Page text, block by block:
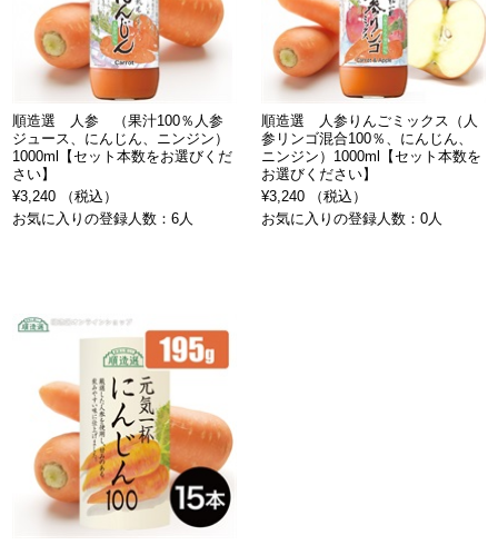
順造選 人参 （果汁100％人参
ジュース、にんじん、ニンジン）
1000ml【セット本数をお選びくだ
さい】
¥3,240 （税込）
お気に入りの登録人数：6人
順造選 人参りんごミックス（人
参リンゴ混合100％、にんじん、
ニンジン）1000ml【セット本数を
お選びください】
¥3,240 （税込）
お気に入りの登録人数：0人